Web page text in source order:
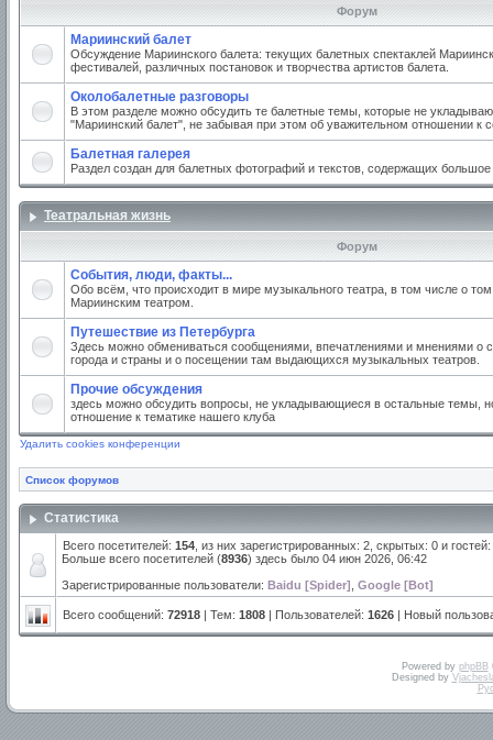
Форум
Мариинский балет
Обсуждение Мариинского балета: текущих балетных спектаклей
фестивалей, различных постановок и творчества артистов балета.
Околобалетные разговоры
В этом разделе можно обсудить те балетные темы, которые не
"Мариинский балет", не забывая при этом об уважительном отношении к
Балетная галерея
Раздел создан для балетных фотографий и текстов, содержащих
Театральная жизнь
Форум
События, люди, факты...
Обо всём, что происходит в мире музыкального театра, в том числе о
Мариинским театром.
Путешествие из Петербурга
Здесь можно обмениваться сообщениями, впечатлениями и мнениями о
города и страны и о посещении там выдающихся музыкальных театров.
Прочие обсуждения
здесь можно обсудить вопросы, не укладывающиеся в остальные темы,
отношение к тематике нашего клуба
Удалить cookies конференции
Список форумов
Статистика
Всего посетителей: 154 , из них зарегистрированных: 2, скрытых: 0 и
Больше всего посетителей (8936) здесь было 04 июн 2026, 06:42
Зарегистрированные пользователи: Baidu [Spider] Google [Bot]
Всего сообщений: 72918 | Тем: 1808 | Пользователей: 1626 | Новый
Powered by phpBB
Designed by